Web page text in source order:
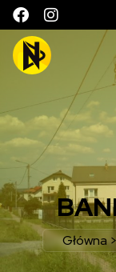
Główna>